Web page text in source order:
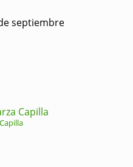
septiembre
Capilla